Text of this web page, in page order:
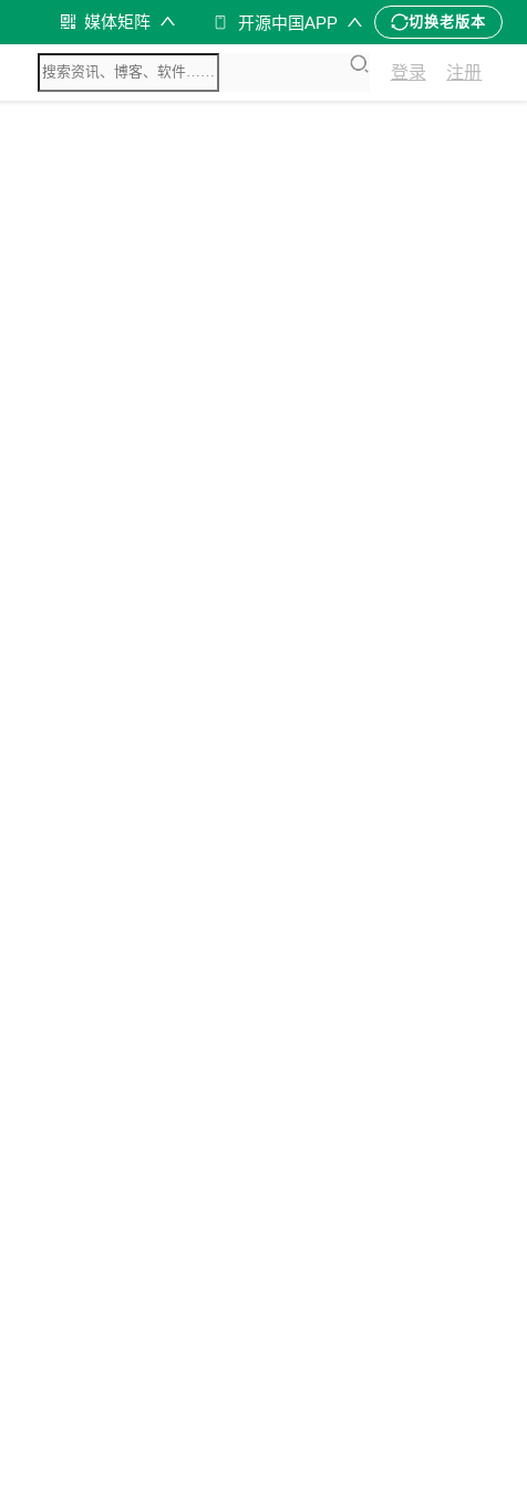
媒体矩阵 开源中国APP 切换老版本
登录 注册